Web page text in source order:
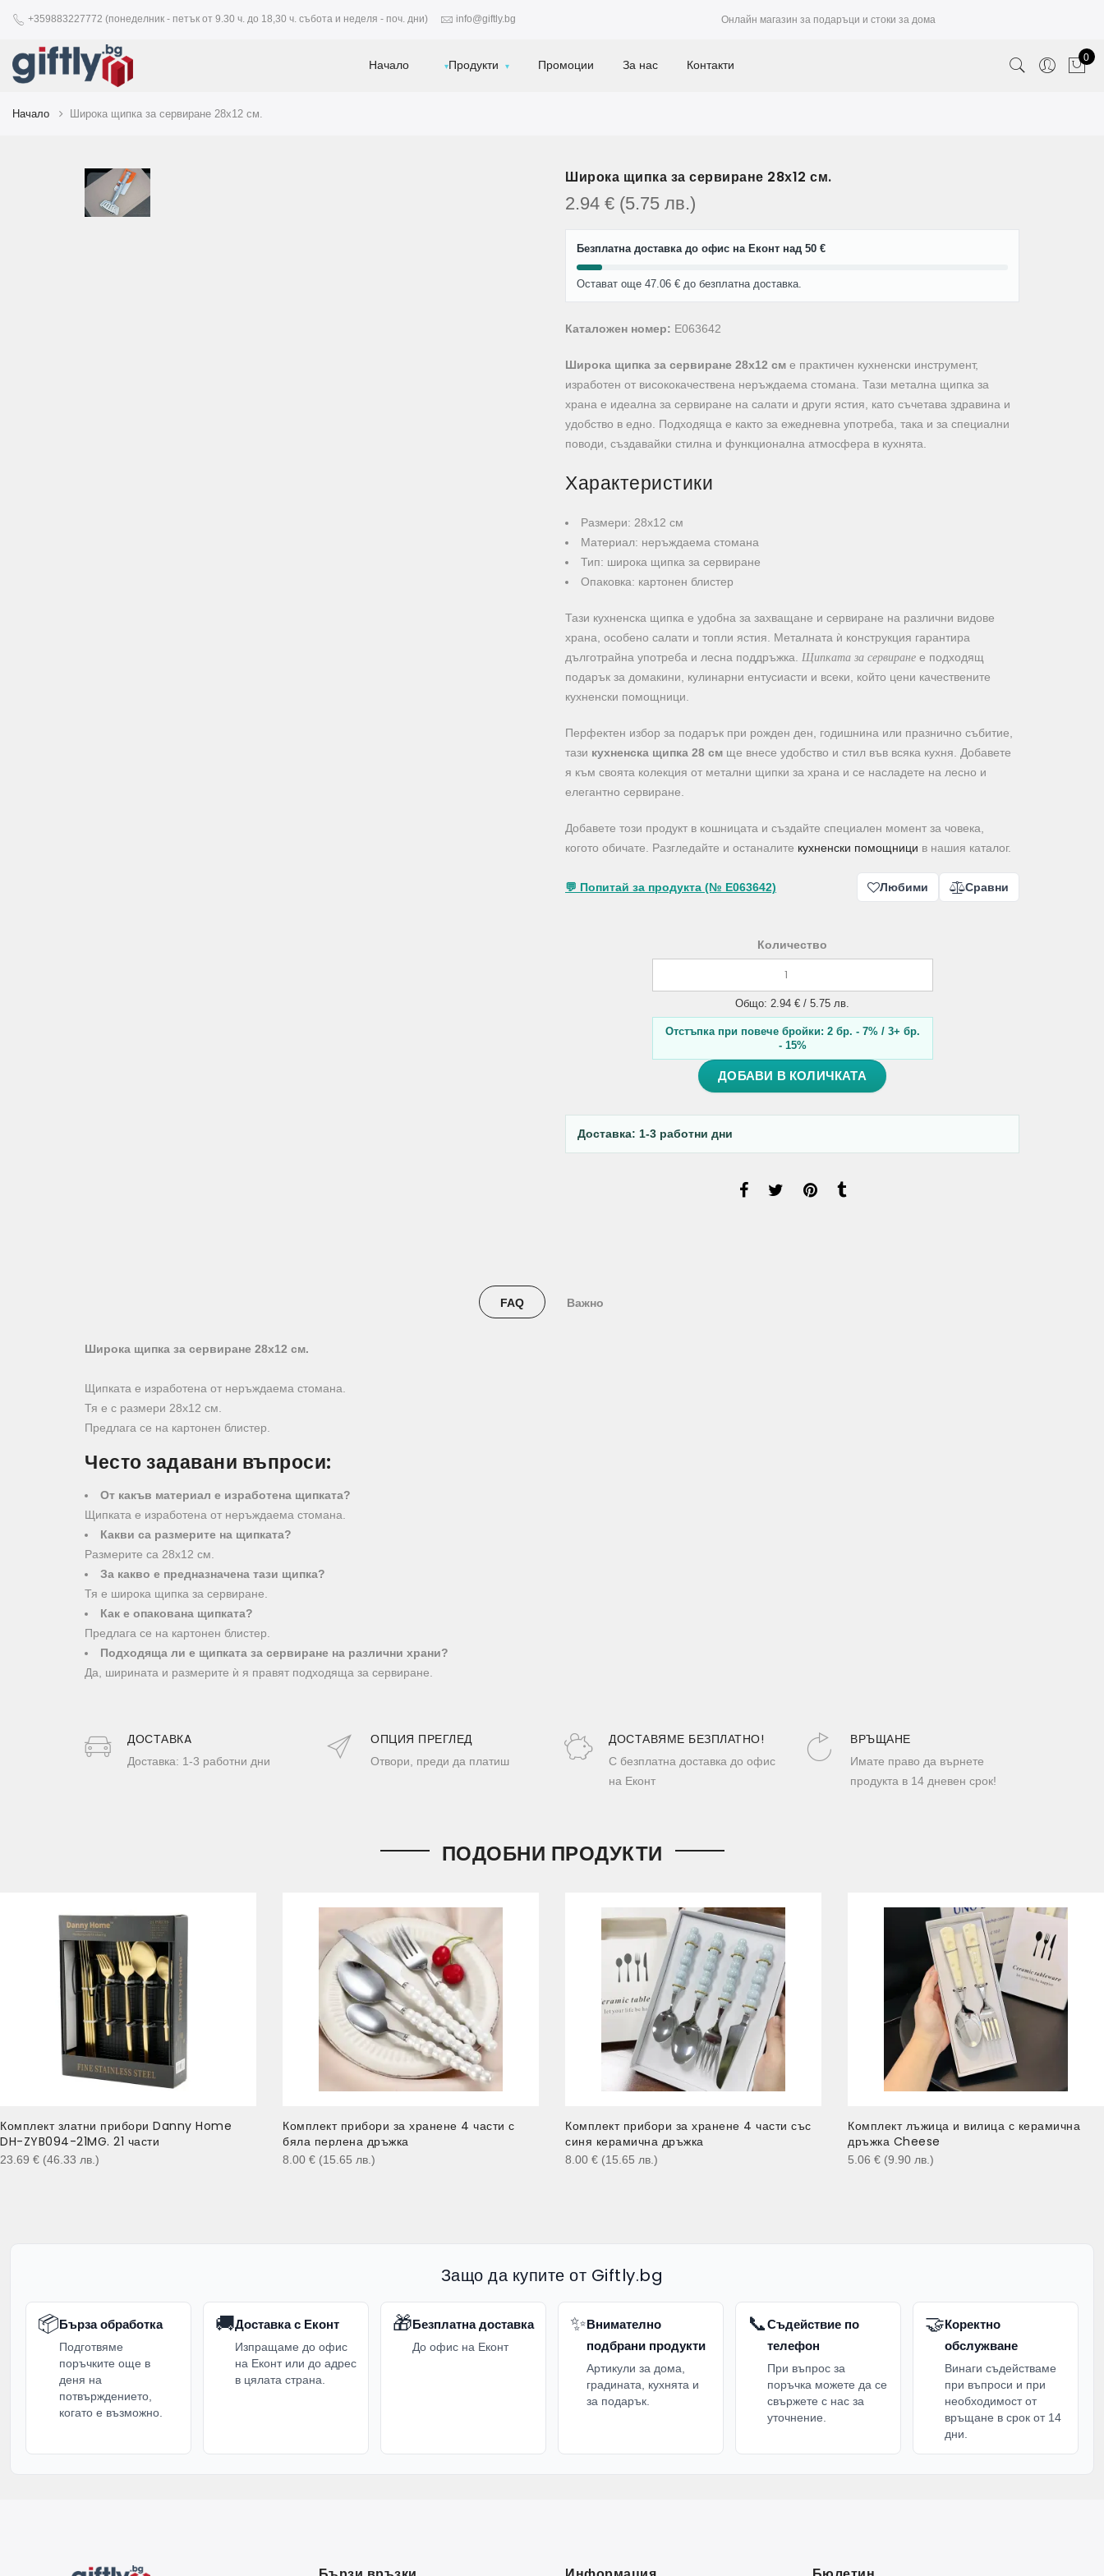
+359883227772 (понеделник - петък от 9.30 ч. до 18,30 ч. събота и неделя - поч. дни) info@giftly.bg Онлайн магазин за подаръци и стоки за дома
Начало Продукти Промоции За нас Контакти 0
Начало Широка щипка за сервиране 28х12 см.
Широка щипка за сервиране 28х12 см.
2.94 € (5.75 лв.)
Безплатна доставка до офис на Еконт над 50 €
Остават още 47.06 € до безплатна доставка.
Каталожен номер: E063642
Широка щипка за сервиране 28х12 см е практичен кухненски инструмент,
изработен от висококачествена неръждаема стомана. Тази метална щипка за
храна е идеална за сервиране на салати и други ястия, като съчетава здравина и
удобство в едно. Подходяща е както за ежедневна употреба, така и за специални
поводи, създавайки стилна и функционална атмосфера в кухнята.
Характеристики
Размери: 28х12 см
Материал: неръждаема стомана
Тип: широка щипка за сервиране
Опаковка: картонен блистер
Тази кухненска щипка е удобна за захващане и сервиране на различни видове
храна, особено салати и топли ястия. Металната ѝ конструкция гарантира
дълготрайна употреба и лесна поддръжка. Щипката за сервиране е подходящ
подарък за домакини, кулинарни ентусиасти и всеки, който цени качествените
кухненски помощници.
Перфектен избор за подарък при рожден ден, годишнина или празнично събитие,
тази кухненска щипка 28 см ще внесе удобство и стил във всяка кухня. Добавете
я към своята колекция от метални щипки за храна и се насладете на лесно и
елегантно сервиране.
Добавете този продукт в кошницата и създайте специален момент за човека,
когото обичате. Разгледайте и останалите кухненски помощници в нашия каталог.
💬 Попитай за продукта (№ E063642) Любими Сравни
Количество
Общо: 2.94 € / 5.75 лв.
Отстъпка при повече бройки: 2 бр. - 7% / 3+ бр.
- 15%
ДОБАВИ В КОЛИЧКАТА
Доставка: 1-3 работни дни
FAQ Важно
Широка щипка за сервиране 28х12 см.
Щипката е изработена от неръждаема стомана.
Тя е с размери 28х12 см.
Предлага се на картонен блистер.
Често задавани въпроси:
От какъв материал е изработена щипката?
Щипката е изработена от неръждаема стомана.
Какви са размерите на щипката?
Размерите са 28х12 см.
За какво е предназначена тази щипка?
Тя е широка щипка за сервиране.
Как е опакована щипката?
Предлага се на картонен блистер.
Подходяща ли е щипката за сервиране на различни храни?
Да, ширината и размерите ѝ я правят подходяща за сервиране.
ДОСТАВКA
Доставка: 1-3 работни дни
ОПЦИЯ ПРЕГЛЕД
Отвори, преди да платиш
ДОСТАВЯМЕ БЕЗПЛАТНО!
С безплатна доставка до офис
на Еконт
ВРЪЩАНЕ
Имате право да върнете
продукта в 14 дневен срок!
ПОДОБНИ ПРОДУКТИ
Комплект златни прибори Danny Home
DH-ZYB094-21MG. 21 части
23.69 € (46.33 лв. )
Комплект прибори за хранене 4 части с
бяла перлена дръжка
8.00 € (15.65 лв. )
Комплект прибори за хранене 4 части със
синя керамична дръжка
8.00 € (15.65 лв. )
Комплект лъжица и вилица с керамична
дръжка Cheese
5.06 € (9.90 лв. )
Защо да купите от Giftly.bg
📦Бърза обработка
Подготвяме
поръчките още в
деня на
потвърждението,
когато е възможно.
🚚Доставка с Еконт
Изпращаме до офис
на Еконт или до адрес
в цялата страна.
🎁Безплатна доставка
До офис на Еконт
✨Внимателно
подбрани продукти
Артикули за дома,
градината, кухнята и
за подарък.
📞Съдействие по
телефон
При въпрос за
поръчка можете да се
свържете с нас за
уточнение.
🤝Коректно
обслужване
Винаги съдействаме
при въпроси и при
необходимост от
връщане в срок от 14
дни.